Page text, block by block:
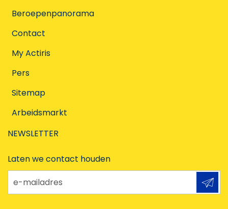
Beroepenpanorama
Contact
My Actiris
Pers
Sitemap
Arbeidsmarkt
NEWSLETTER
Laten we contact houden
e-mailadres